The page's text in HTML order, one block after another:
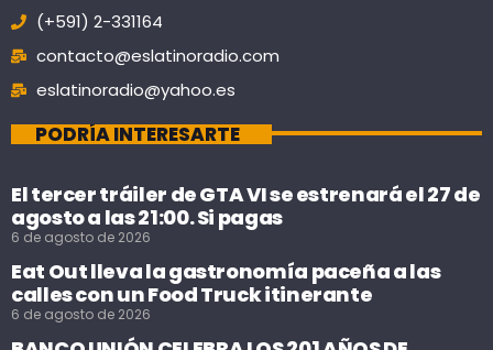
(+591) 2-331164
contacto@eslatinoradio.com
eslatinoradio@yahoo.es
PODRÍA INTERESARTE
El tercer tráiler de GTA VI se estrenará el 27 de
agosto a las 21:00. Si pagas
6 de agosto de 2026
Eat Out lleva la gastronomía paceña a las
calles con un Food Truck itinerante
6 de agosto de 2026